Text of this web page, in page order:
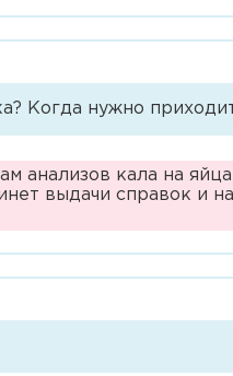
Когда нужно
анализов кала на
выдачи справок и